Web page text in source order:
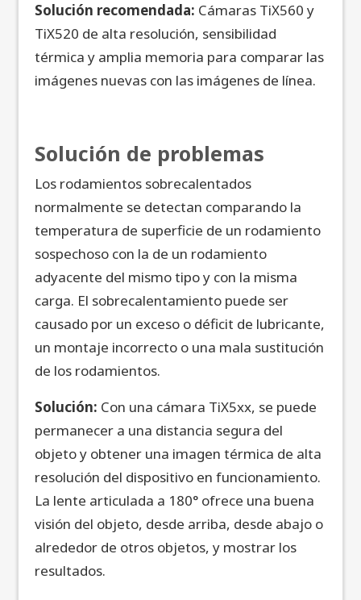
Solución recomendada: Cámaras TiX560 y
TiX520 de alta resolución, sensibilidad
térmica y amplia memoria para comparar las
imágenes nuevas con las imágenes de línea.
Solución de problemas
Los rodamientos sobrecalentados
normalmente se detectan comparando la
temperatura de superficie de un rodamiento
sospechoso con la de un rodamiento
adyacente del mismo tipo y con la misma
carga. El sobrecalentamiento puede ser
causado por un exceso o déficit de lubricante,
un montaje incorrecto o una mala sustitución
de los rodamientos.
Solución: Con una cámara TiX5xx, se puede
permanecer a una distancia segura del
objeto y obtener una imagen térmica de alta
resolución del dispositivo en funcionamiento.
La lente articulada a 180° ofrece una buena
visión del objeto, desde arriba, desde abajo o
alrededor de otros objetos, y mostrar los
resultados.